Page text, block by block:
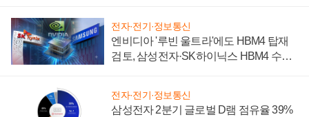
전자·전기·정보통신
엔비디아 '루빈 울트라'에도 HBM4 탑재
검토, 삼성전자·SK하이닉스 HBM4 수율
전자·전기·정보통신
삼성전자 2분기 글로벌 D램 점유율 39%